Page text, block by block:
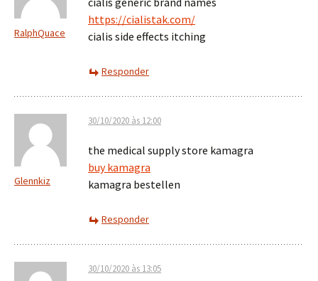
RalphQuace
https://cialistak.com/
cialis side effects itching
Responder
Glennkiz
30/10/2020 às 12:00
the medical supply store kamagra
buy kamagra
kamagra bestellen
Responder
30/10/2020 às 13:05